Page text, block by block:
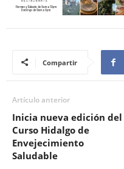
Compartir
Artículo anterior
Inicia nueva edición del
Curso Hidalgo de
Envejecimiento
Saludable